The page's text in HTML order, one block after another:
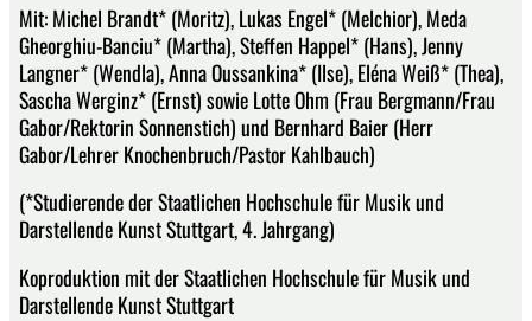
Mit: Michel Brandt* (Moritz), Lukas Engel* (Melchior), Meda
Gheorghiu-Banciu* (Martha), Steffen Happel* (Hans), Jenny
Langner* (Wendla), Anna Oussankina* (Ilse), Eléna Weiß* (Thea),
Sascha Werginz* (Ernst) sowie Lotte Ohm (Frau Bergmann/Frau
Gabor/Rektorin Sonnenstich) und Bernhard Baier (Herr
Gabor/Lehrer Knochenbruch/Pastor Kahlbauch)
(*Studierende der Staatlichen Hochschule für Musik und
Darstellende Kunst Stuttgart, 4. Jahrgang)
Koproduktion mit der Staatlichen Hochschule für Musik und
Darstellende Kunst Stuttgart